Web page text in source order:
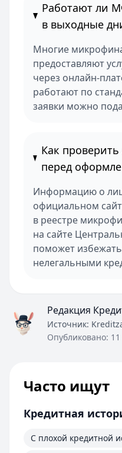
Работают ли
в выходные
Многие
предоставляют
через онлайн-
работают по
заявки можно
Как
перед
Информацию о
официальном
в реестре
на сайте
поможет
нелегальными
Редакция
Источник:
Опубликовано:
Часто ищут
Кредитная
С плохой кредитной